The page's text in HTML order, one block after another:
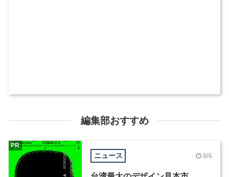
編集部おすすめ
ニュース 8/6
PR